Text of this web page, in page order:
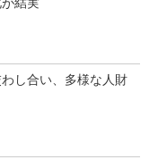
し合い、多様な人財